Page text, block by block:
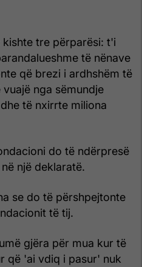
kishte tre përparësi: t'i
të nënave
që brezi i ardhshëm të
nga sëmundje
të nxirrte miliona
do të ndërpresë
një deklaratë.
se do të përshpejtonte
të tij.
gjëra për mua kur të
që 'ai vdiq i pasur' nuk